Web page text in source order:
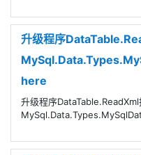
升级程序
here
升级程序DataTable.ReadXml